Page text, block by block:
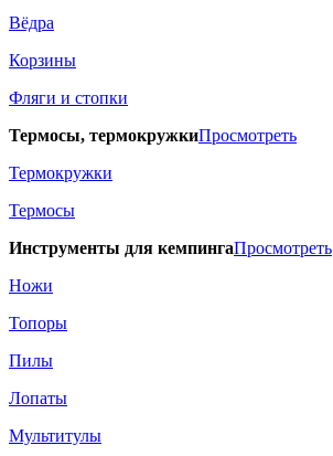
Вёдра
Корзины
Фляги и стопки
Термосы, термокружкиПросмотреть
Термокружки
Термосы
Инструменты для кемпингаПросмотреть
Ножи
Топоры
Пилы
Лопаты
Мультитулы